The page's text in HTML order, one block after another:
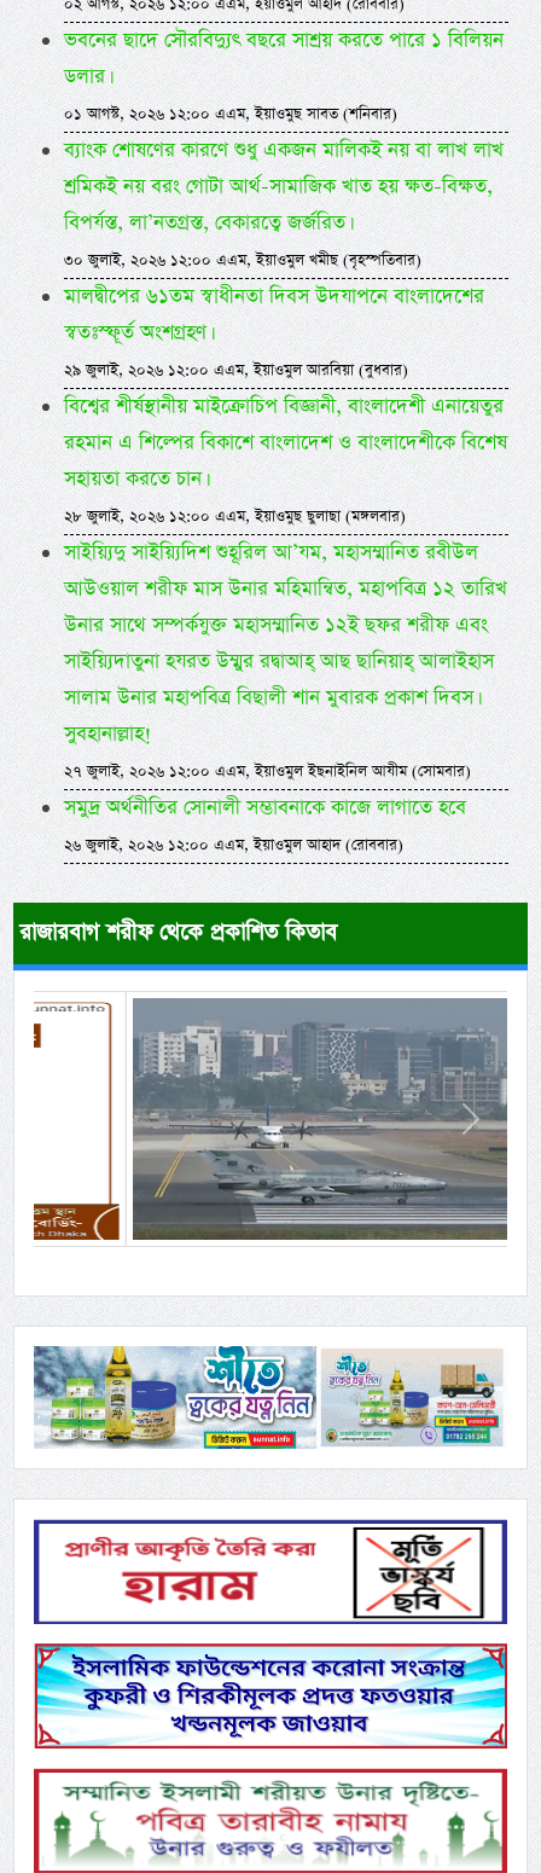
০২ আগস্ট, ২০২৬ ১২:০০ এএম, ইয়াওমুল আহাদ (রোববার)
ভবনের ছাদে সৌরবিদ্যুৎ বছরে সাশ্রয় করতে পারে ১ বিলিয়ন
ডলার।
০১ আগস্ট, ২০২৬ ১২:০০ এএম, ইয়াওমুছ সাবত (শনিবার)
ব্যাংক শোষণের কারণে শুধু একজন মালিকই নয় বা লাখ লাখ
শ্রমিকই নয় বরং গোটা আর্থ-সামাজিক খাত হয় ক্ষত-বিক্ষত,
বিপর্যস্ত, লা’নতগ্রস্ত, বেকারত্বে জর্জরিত।
৩০ জুলাই, ২০২৬ ১২:০০ এএম, ইয়াওমুল খমীছ (বৃহস্পতিবার)
মালদ্বীপের ৬১তম স্বাধীনতা দিবস উদযাপনে বাংলাদেশের
স্বতঃস্ফূর্ত অংশগ্রহণ।
২৯ জুলাই, ২০২৬ ১২:০০ এএম, ইয়াওমুল আরবিয়া (বুধবার)
বিশ্বের শীর্ষস্থানীয় মাইক্রোচিপ বিজ্ঞানী, বাংলাদেশী এনায়েতুর
রহমান এ শিল্পের বিকাশে বাংলাদেশ ও বাংলাদেশীকে বিশেষ
সহায়তা করতে চান।
২৮ জুলাই, ২০২৬ ১২:০০ এএম, ইয়াওমুছ ছুলাছা (মঙ্গলবার)
সাইয়্যিদু সাইয়্যিদিশ শুহূরিল আ’যম, মহাসম্মানিত রবীউল
আউওয়াল শরীফ মাস উনার মহিমান্বিত, মহাপবিত্র ১২ তারিখ
উনার সাথে সম্পর্কযুক্ত মহাসম্মানিত ১২ই ছফর শরীফ এবং
সাইয়্যিদাতুনা হযরত উম্মুর রদ্বাআহ্ আছ ছানিয়াহ্ আলাইহাস
সালাম উনার মহাপবিত্র বিছালী শান মুবারক প্রকাশ দিবস।
সুবহানাল্লাহ!
২৭ জুলাই, ২০২৬ ১২:০০ এএম, ইয়াওমুল ইছনাইনিল আযীম (সোমবার)
সমুদ্র অর্থনীতির সোনালী সম্ভাবনাকে কাজে লাগাতে হবে
২৬ জুলাই, ২০২৬ ১২:০০ এএম, ইয়াওমুল আহাদ (রোববার)
রাজারবাগ শরীফ থেকে প্রকাশিত কিতাব
Previous Next